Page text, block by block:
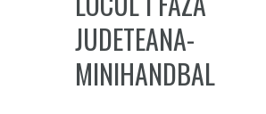
JUDETEANA-
MINIHANDBAL